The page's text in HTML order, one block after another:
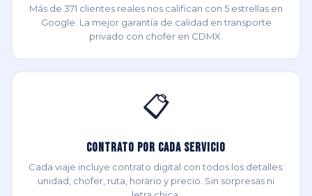
Más de 371 clientes reales nos califican con 5 estrellas en
Google. La mejor garantía de calidad en transporte
privado con chofer en CDMX.
📋
Contrato por Cada Servicio
Cada viaje incluye contrato digital con todos los detalles:
unidad, chofer, ruta, horario y precio. Sin sorpresas ni